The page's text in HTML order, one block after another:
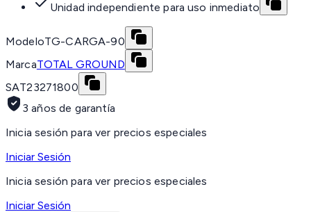
Unidad independiente para uso inmediato
ModeloTG-CARGA-90
MarcaTOTAL GROUND
SAT23271800
3 años de garantía
Inicia sesión para ver precios especiales
Iniciar Sesión
Inicia sesión para ver precios especiales
Iniciar Sesión